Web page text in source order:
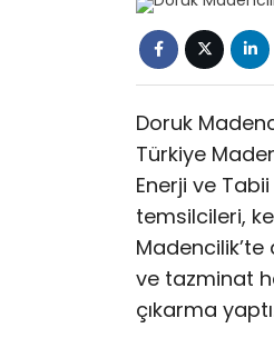
Doruk
Türkiye
Enerji ve
temsilcileri,
ve tazminat
çıkarma